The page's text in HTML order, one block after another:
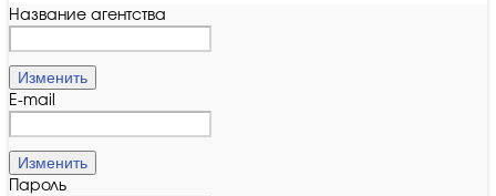
Название агентства
Изменить
E-mail
Изменить
Пароль